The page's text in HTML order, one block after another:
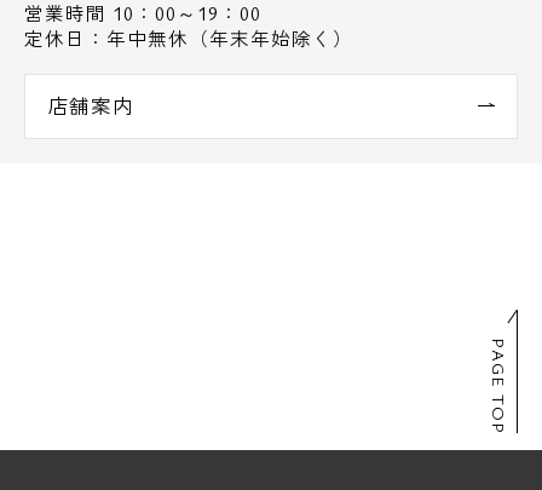
営業時間 10：00～19：00
定休日：年中無休（年末年始除く）
店舗案内
PAGE TOP